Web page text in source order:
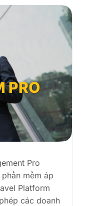
PRO
Pro
mềm áp
Platform
các doanh